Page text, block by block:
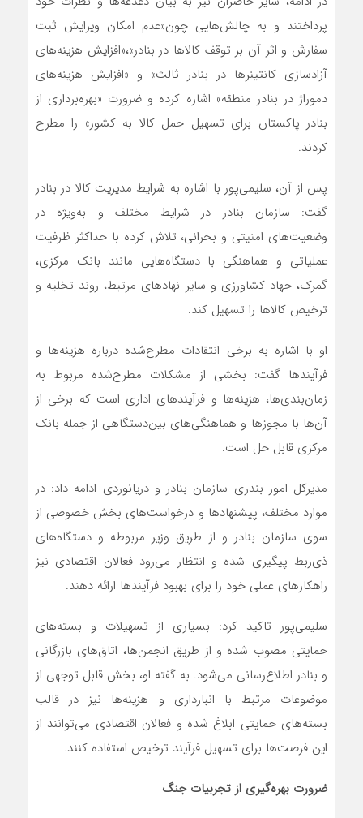
پرداختند و به چالش‌هایی چون«عدم امکان ویرایش ثبت
سفارش و اثر آن بر توقف کالاها در بنادر»،«افزایش هزینه‌های
آزادسازی کانتینرها در بنادر ثالث» و «افزایش هزینه‌های
دموراژ در بنادر منطقه» اشاره کرده و ضرورت «بهره‌برداری از
بنادر پاکستان برای تسهیل حمل کالا به کشور» را مطرح
کردند.
پس از آن، سلیمی‌پور با اشاره به شرایط مدیریت کالا در بنادر
گفت: سازمان بنادر در شرایط مختلف و به‌ویژه در
وضعیت‌های امنیتی و بحرانی، تلاش کرده با حداکثر ظرفیت
عملیاتی و هماهنگی با دستگاه‌هایی مانند بانک مرکزی،
گمرک، جهاد کشاورزی و سایر نهادهای مرتبط، روند تخلیه و
ترخیص کالاها را تسهیل کند.
او با اشاره به برخی انتقادات مطرح‌شده درباره هزینه‌ها و
فرآیندها گفت: بخشی از مشکلات مطرح‌شده مربوط به
زمان‌بندی‌ها، هزینه‌ها و فرآیندهای اداری است که برخی از
آن‌ها با مجوزها و هماهنگی‌های بین‌دستگاهی از جمله بانک
مرکزی قابل حل است.
مدیرکل امور بندری سازمان بنادر و دریانوردی ادامه داد: در
موارد مختلف، پیشنهادها و درخواست‌های بخش خصوصی از
سوی سازمان بنادر و از طریق وزیر مربوطه و دستگاه‌های
ذی‌ربط پیگیری شده و انتظار می‌رود فعالان اقتصادی نیز
راهکارهای عملی خود را برای بهبود فرآیندها ارائه دهند.
سلیمی‌پور تاکید کرد: بسیاری از تسهیلات و بسته‌های
حمایتی مصوب شده و از طریق انجمن‌ها، اتاق‌های بازرگانی
و بنادر اطلاع‌رسانی می‌شود. به گفته او، بخش قابل توجهی از
موضوعات مرتبط با انبارداری و هزینه‌ها نیز در قالب
بسته‌های حمایتی ابلاغ شده و فعالان اقتصادی می‌توانند از
این فرصت‌ها برای تسهیل فرآیند ترخیص استفاده کنند.
ضرورت بهره‌گیری از تجربیات جنگ